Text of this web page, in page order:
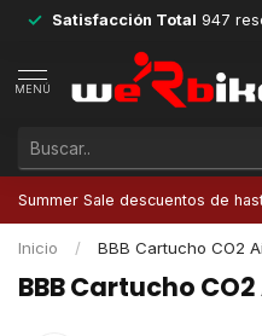
Satisfacción Total 947
MENÚ
Summer Sale descuentos de
Inicio / BBB Cartucho CO2
BBB Cartucho